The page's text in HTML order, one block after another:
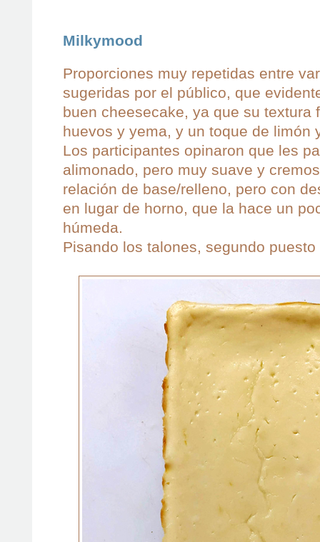
Milkymood
Proporciones muy repetidas entre
sugeridas por el público, que
buen cheesecake, ya que su textura
huevos y yema, y un toque de limón
Los participantes opinaron que les
alimonado, pero muy suave y
relación de base/relleno, pero con
en lugar de horno, que la hace un
húmeda.
Pisando los talones, segundo puesto